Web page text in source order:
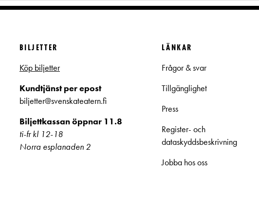
BILJETTER
Köp biljetter
Kundtjänst per epost
biljetter@svenskateatern.fi
Biljettkassan öppnar 11.8
ti-fr kl 12-18
Norra esplanaden 2
LÄNKAR
Frågor & svar
Tillgänglighet
Press
Register- och
dataskyddsbeskrivning
Jobba hos oss